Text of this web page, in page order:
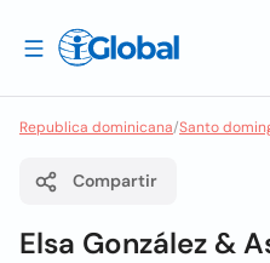
Republica dominicana/Santo
Compartir
Elsa González &